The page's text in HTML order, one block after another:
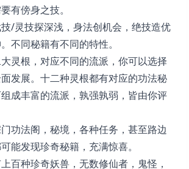
有傍身之技。
/灵技探深浅，身法创机会，绝技造优
不同秘籍有不同的特性。
灵根，对应不同的流派，你可以选择
发展。十二种灵根都有对应的功法秘
成丰富的流派，孰强孰弱，皆由你评
功法阁，秘境，各种任务，甚至路边
能发现珍奇秘籍，充满惊喜。
百种珍奇妖兽，无数修仙者，鬼怪，